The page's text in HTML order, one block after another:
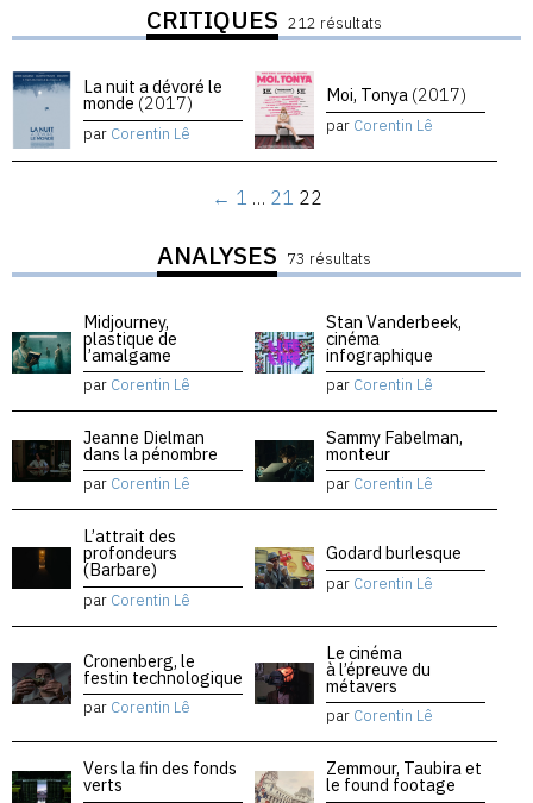
CRITIQUES 212 résultats
La nuit a dévoré le
monde (2017)
par Corentin Lê
Moi, Tonya (2017)
par Corentin Lê
← 1 … 21 22
ANALYSES 73 résultats
Midjourney,
plastique de
l’amalgame
par Corentin Lê
Stan Vanderbeek,
cinéma
infographique
par Corentin Lê
Jeanne Dielman
dans la pénombre
par Corentin Lê
Sammy Fabelman,
monteur
par Corentin Lê
L’attrait des
profondeurs
(Barbare)
par Corentin Lê
Godard burlesque
par Corentin Lê
Cronenberg, le
festin technologique
par Corentin Lê
Le cinéma
à l’épreuve du
métavers
par Corentin Lê
Vers la fin des fonds
verts
Zemmour, Taubira et
le found footage